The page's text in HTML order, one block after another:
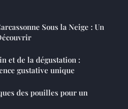
Sous la Neige : Un
et de la dégustation :
gustative unique
des pouilles pour un